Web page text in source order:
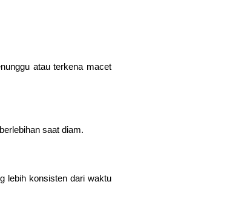
atau terkena macet
saat diam.
lebih konsisten dari waktu